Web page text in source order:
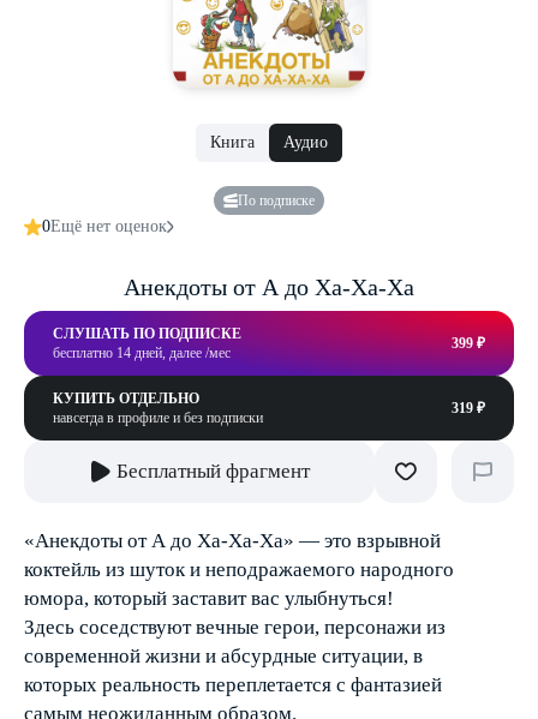
Книга Аудио
По подписке
0Ещё нет оценок
Анекдоты от А до Ха-Ха-Ха
СЛУШАТЬ ПО ПОДПИСКЕ
бесплатно 14 дней, далее /мес
399 ₽
КУПИТЬ ОТДЕЛЬНО
навсегда в профиле и без подписки
319 ₽
Бесплатный фрагмент
«Анекдоты от А до Ха‑Ха‑Ха» — это взрывной
коктейль из шуток и неподражаемого народного
юмора, который заставит вас улыбнуться!
Здесь соседствуют вечные герои, персонажи из
современной жизни и абсурдные ситуации, в
которых реальность переплетается с фантазией
самым неожиданным образом.